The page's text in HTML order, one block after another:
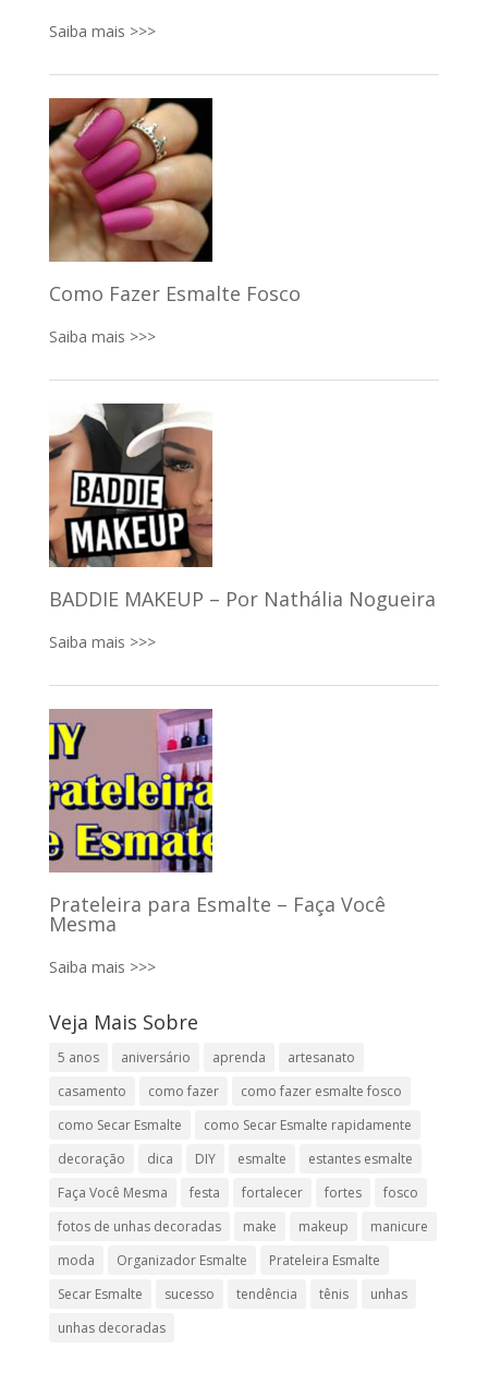
Saiba mais >>>
Como Fazer Esmalte Fosco
Saiba mais >>>
BADDIE MAKEUP – Por Nathália Nogueira
Saiba mais >>>
Prateleira para Esmalte – Faça Você
Mesma
Saiba mais >>>
Veja Mais Sobre
5 anos aniversário aprenda
artesanato
casamento
como fazer
como fazer esmalte fosco
como Secar Esmalte
como Secar Esmalte rapidamente
decoração
dica DIY esmalte
estantes esmalte
Faça Você Mesma
festa fortalecer fortes
fosco
fotos de unhas decoradas
make makeup
manicure
moda
Organizador Esmalte
Prateleira Esmalte
Secar Esmalte
sucesso tendência tênis
unhas
unhas decoradas